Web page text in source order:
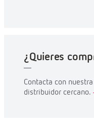
¿Quieres
Contacta con
distribuidor cercano.